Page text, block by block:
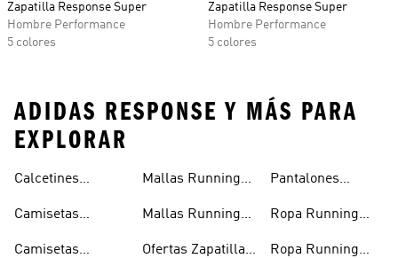
Zapatilla Response Super
Hombre Performance
5 colores
Zapatilla Response Super
Hombre Performance
5 colores
ADIDAS RESPONSE Y MÁS PARA
EXPLORAR
Calcetines
Camisetas
Camisetas
Mallas Running
Mallas Running
Ofertas Zapatillas
Pantalones
Ropa Running
Ropa Running